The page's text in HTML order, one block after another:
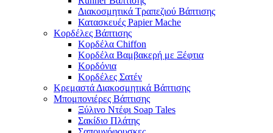
Διακοσμητικά Τραπεζιού Βάπτισης
Κατασκευές Papier Mache
Κορδέλες Βάπτισης
Κορδέλα Chiffon
Κορδέλα Βαμβακερή με Ξέφτια
Κορδόνια
Κορδέλες Σατέν
Κρεμαστά Διακοσμητικά Βάπτισης
Μπομπονιέρες Βάπτισης
Ξύλινο Ντέφι Soap Tales
Σακίδιο Πλάτης